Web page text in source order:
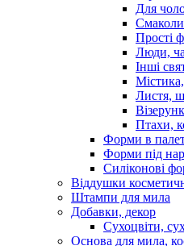
Для
Прості
Люди,
Інші
Листя,
Птахи,
Форми в
Форми під
Силіконові
Віддушки
Штампи для мила
Добавки, декор
Сухоцвіти,
Основа для мила,